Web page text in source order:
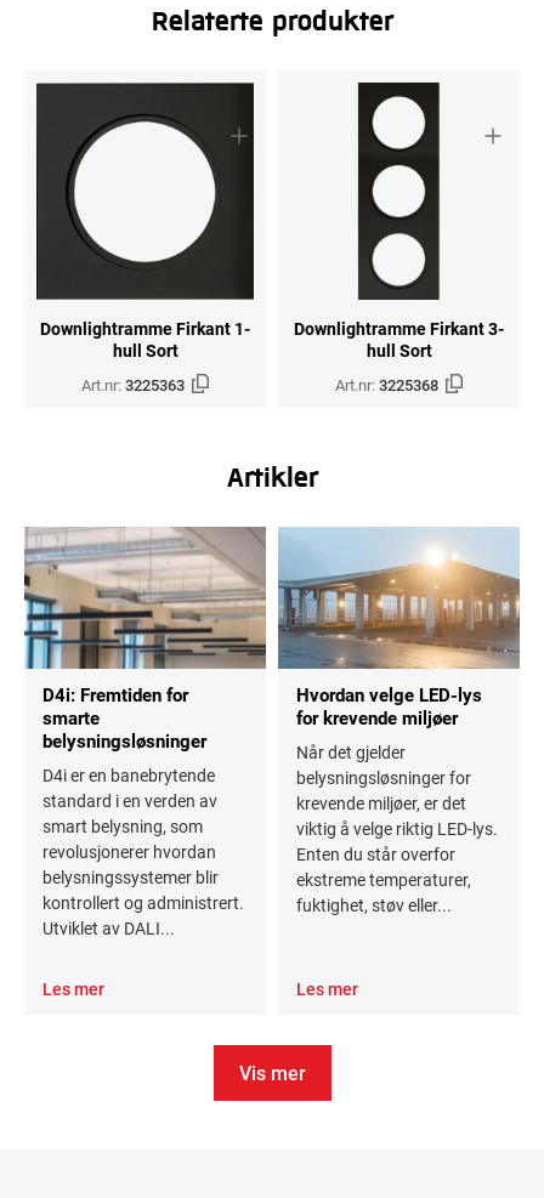
Relaterte produkter
Downlightramme Firkant 1-
hull Sort
Art.nr:3225363
Downlightramme Firkant 3-
hull Sort
Art.nr:3225368
Artikler
D4i: Fremtiden for
smarte
belysningsløsninger
D4i er en banebrytende
standard i en verden av
smart belysning, som
revolusjonerer hvordan
belysningssystemer blir
kontrollert og administrert.
Utviklet av DALI...
Les mer
Hvordan velge LED-lys
for krevende miljøer
Når det gjelder
belysningsløsninger for
krevende miljøer, er det
viktig å velge riktig LED-lys.
Enten du står overfor
ekstreme temperaturer,
fuktighet, støv eller...
Les mer
Vis mer